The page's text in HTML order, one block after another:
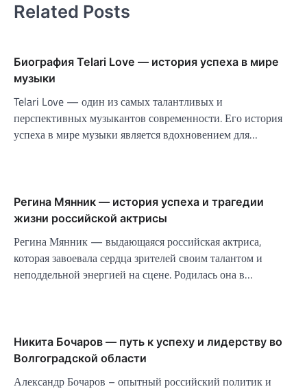
Related Posts
Биография Telari Love — история успеха в мире
музыки
Telari Love — один из самых талантливых и
перспективных музыкантов современности. Его история
успеха в мире музыки является вдохновением для…
Регина Мянник — история успеха и трагедии
жизни российской актрисы
Регина Мянник — выдающаяся российская актриса,
которая завоевала сердца зрителей своим талантом и
неподдельной энергией на сцене. Родилась она в…
Никита Бочаров — путь к успеху и лидерству во
Волгоградской области
Александр Бочаров – опытный российский политик и